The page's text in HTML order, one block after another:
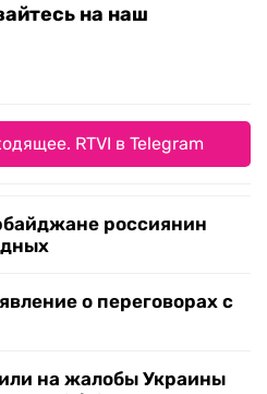
на наш
RTVI в Telegram
россиянин
о переговорах с
на жалобы Украины